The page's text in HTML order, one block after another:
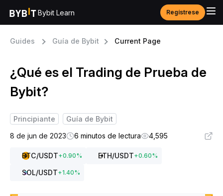
Bybit Learn Regístrese
Guides Guía de Bybit Current Page
¿Qué es el Trading de Prueba de
Bybit?
Principiante
Guía de Bybit
8 de jun de 2023
6 minutos de lectura 4,595
BTC/USDT+0.90% ETH/USDT+0.60%
SOL/USDT+1.40%